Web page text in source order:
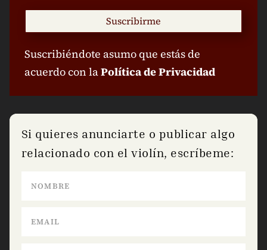
Suscribirme
Suscribiéndote asumo que estás de
acuerdo con laPolítica de Privacidad
Si quieres anunciarte o publicar algo
relacionado con el violín, escríbeme: